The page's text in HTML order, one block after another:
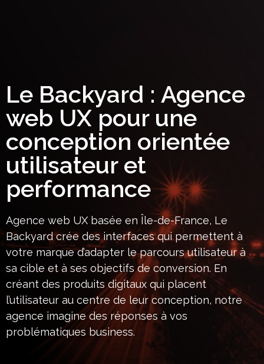
Le Backyard : Agence
web UX pour une
conception orientée
utilisateur et
performance
Agence web UX basée en Île-de-France, Le
Backyard crée des interfaces qui permettent à
votre marque d’adapter le parcours utilisateur à
sa cible et à ses objectifs de conversion. En
créant des produits digitaux qui placent
l’utilisateur au centre de leur conception, notre
agence imagine des réponses à vos
problématiques business.